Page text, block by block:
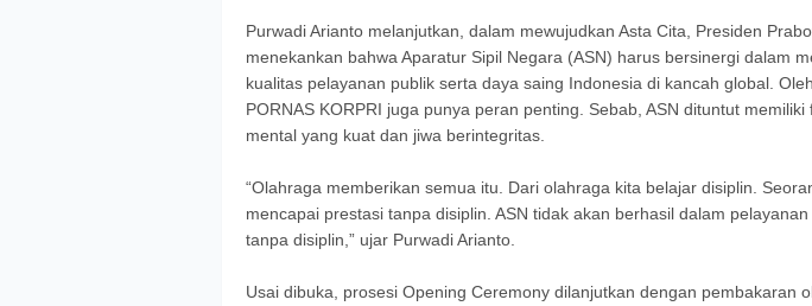
Purwadi Arianto melanjutkan, dalam mewujudkan Asta Cita, Presiden
menekankan bahwa Aparatur Sipil Negara (ASN) harus bersinergi dalam
kualitas pelayanan publik serta daya saing Indonesia di kancah global.
PORNAS KORPRI juga punya peran penting. Sebab, ASN dituntut memiliki
mental yang kuat dan jiwa berintegritas.
“Olahraga memberikan semua itu. Dari olahraga kita belajar disiplin.
mencapai prestasi tanpa disiplin. ASN tidak akan berhasil dalam
tanpa disiplin,” ujar Purwadi Arianto.
Usai dibuka, prosesi Opening Ceremony dilanjutkan dengan pembakaran